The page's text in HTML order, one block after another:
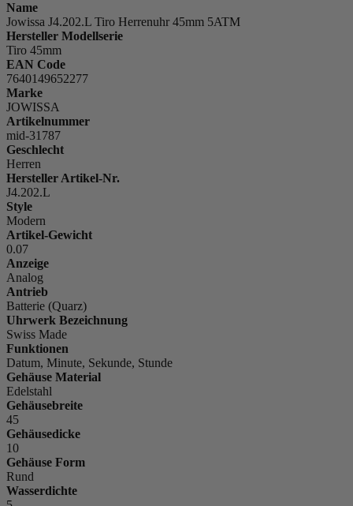
Name
Jowissa J4.202.L Tiro Herrenuhr 45mm 5ATM
Hersteller Modellserie
Tiro 45mm
EAN Code
7640149652277
Marke
JOWISSA
Artikelnummer
mid-31787
Geschlecht
Herren
Hersteller Artikel-Nr.
J4.202.L
Style
Modern
Artikel-Gewicht
0.07
Anzeige
Analog
Antrieb
Batterie (Quarz)
Uhrwerk Bezeichnung
Swiss Made
Funktionen
Datum, Minute, Sekunde, Stunde
Gehäuse Material
Edelstahl
Gehäusebreite
45
Gehäusedicke
10
Gehäuse Form
Rund
Wasserdichte